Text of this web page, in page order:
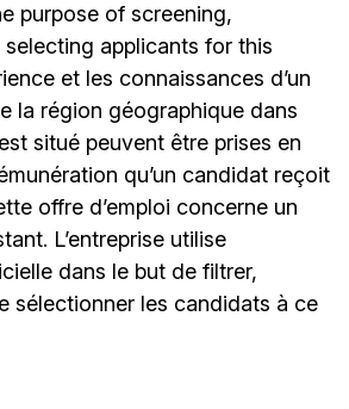
purpose of screening,
applicants for this
et les connaissances d’un
la région géographique dans
situé peuvent être prises en
qu’un candidat reçoit
offre d’emploi concerne un
L’entreprise utilise
dans le but de filtrer,
sélectionner les candidats à ce